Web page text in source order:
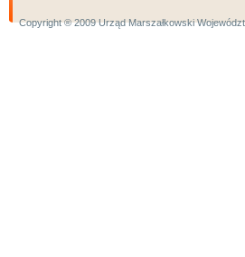
Copyright ® 2009 Urząd Marszałkowski